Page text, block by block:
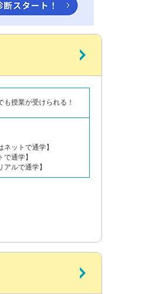
授業が受けられる！
ットで通学】
通学】
ルで通学】